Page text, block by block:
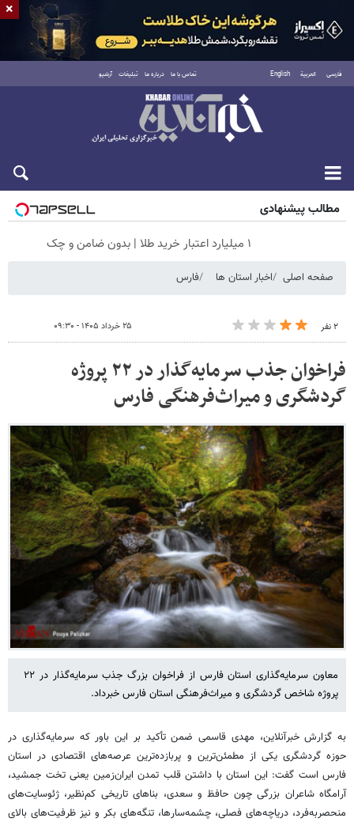
فارسی العربية English تماس با ما درباره ما تبلیغات آرشیو
جمعه ۱۶ مرداد ۱۴۰۵
مطالب پیشنهادی
۱ میلیارد اعتبار خرید طلا | بدون ضامن و چک
صفحه اصلی اخبار استان ها فارس
۲ نفر ۲۵ خرداد ۱۴۰۵ - ۰۹:۳۰
فراخوان جذب سرمایه‌گذار در ۲۲ پروژه
گردشگری و میراث‌فرهنگی فارس
معاون سرمایه‌گذاری استان فارس از فراخوان بزرگ جذب سرمایه‌گذار در ۲۲
پروژه شاخص گردشگری و میراث‌فرهنگی استان فارس خبرداد.
به گزارش خبرآنلاین، مهدی قاسمی ضمن تأکید بر این باور که سرمایه‌گذاری در
حوزه گردشگری یکی از مطمئن‌ترین و پربازده‌ترین عرصه‌های اقتصادی در استان
فارس است گفت: این استان با داشتن قلب تمدن ایران‌زمین یعنی تخت جمشید،
آرامگاه شاعران بزرگی چون حافظ و سعدی، بناهای تاریخی کم‌نظیر، ژئوسایت‌های
منحصربه‌فرد، دریاچه‌های فصلی، چشمه‌سارها، تنگه‌های بکر و نیز ظرفیت‌های بالای
×